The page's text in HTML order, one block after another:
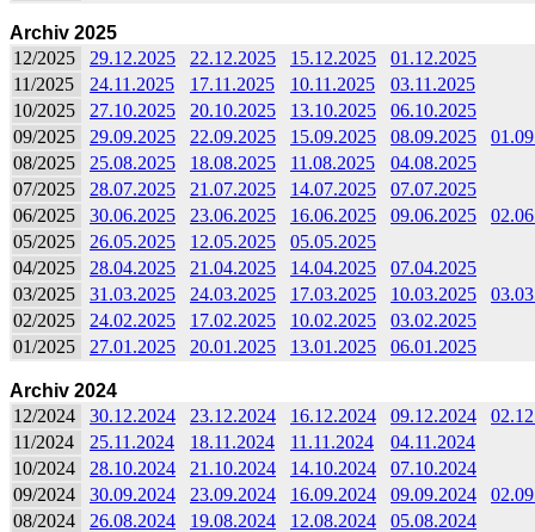
Archiv 2025
12/2025
29.12.2025 22.12.2025 15.12.2025
01.12.2025
11/2025
24.11.2025 17.11.2025 10.11.2025
03.11.2025
10/2025
27.10.2025 20.10.2025 13.10.2025
06.10.2025
09/2025
29.09.2025 22.09.2025 15.09.2025 08.09.2025
08/2025
25.08.2025 18.08.2025 11.08.2025
04.08.2025
07/2025
28.07.2025 21.07.2025 14.07.2025
07.07.2025
06/2025
30.06.2025 23.06.2025 16.06.2025 09.06.2025
05/2025
26.05.2025 12.05.2025
05.05.2025
04/2025
28.04.2025 21.04.2025 14.04.2025
07.04.2025
03/2025
31.03.2025 24.03.2025 17.03.2025 10.03.2025
02/2025
24.02.2025 17.02.2025 10.02.2025
03.02.2025
01/2025
27.01.2025 20.01.2025 13.01.2025 06.01.2025
Archiv 2024
12/2024
30.12.2024 23.12.2024 16.12.2024 09.12.2024
11/2024
25.11.2024 18.11.2024 11.11.2024
04.11.2024
10/2024
28.10.2024 21.10.2024 14.10.2024
07.10.2024
09/2024
30.09.2024 23.09.2024 16.09.2024 09.09.2024
08/2024
26.08.2024 19.08.2024 12.08.2024
05.08.2024